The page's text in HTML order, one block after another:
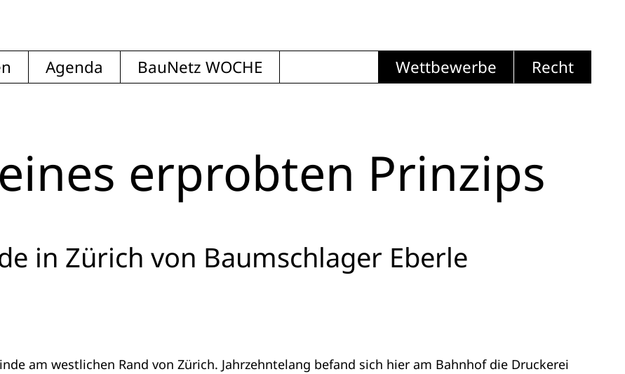
Agenda BauNetz WOCHE Wettbewerbe Recht
erprobten Prinzips
in Zürich von Baumschlager Eberle
am westlichen Rand von Zürich. Jahrzehntelang befand sich hier am Bahnhof die Druckerei